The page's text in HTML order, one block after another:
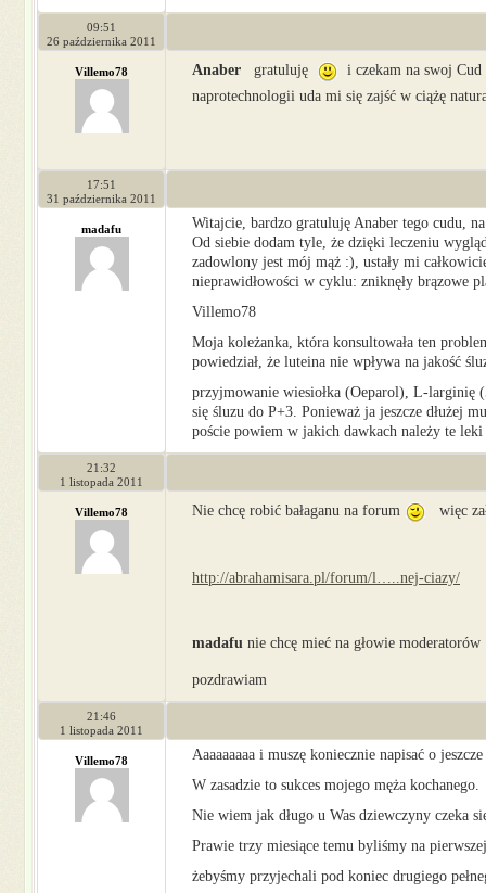
09:51
26 października 2011
Villemo78 Anaber gratuluję
i czekam na swoj Cud
naprotechnologii uda mi się zajść w ciążę
17:51
31 października 2011
madafu
Witajcie, bardzo gratuluję Anaber tego cudu,
Od siebie dodam tyle, że dzięki leczeniu
zadowlony jest mój mąż :), ustały mi
nieprawidłowości w cyklu: zniknęły brązowe
Villemo78
Moja koleżanka, która konsultowała ten
powiedział, że luteina nie wpływa na jakość
przyjmowanie wiesiołka (Oeparol), L-larginię
się śluzu do P+3. Ponieważ ja jeszcze dłużej
poście powiem w jakich dawkach należy te
21:32
1 listopada 2011
Villemo78 Nie chcę robić bałaganu na forum więc
http://abrahamisara.pl/forum/l…..nej-ciazy/
madafu nie chcę mieć na głowie moderatorów
pozdrawiam
21:46
1 listopada 2011
Villemo78
Aaaaaaaaa i muszę koniecznie napisać o
W zasadzie to sukces mojego męża kochanego.
Nie wiem jak długo u Was dziewczyny czeka
Prawie trzy miesiące temu byliśmy na
żebyśmy przyjechali pod koniec drugiego